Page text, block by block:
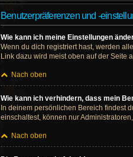
Benutzerpräferenzen und -
Wie kann ich meine Einstellungen
Wenn du dich registriert hast, werden
Link dazu wird meist oben auf der Seite
Nach oben
Wie kann ich verhindern, dass mein
In deinem persönlichen Bereich findest
einschaltest, können nur
Nach oben